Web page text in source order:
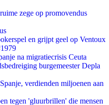
zege op promovendus
en grijpt geel op Ventoux
na migratiecrisis Ceuta
burgemeester Depla
verdienden miljoenen aan
tegen 'gluurbrillen' die mensen